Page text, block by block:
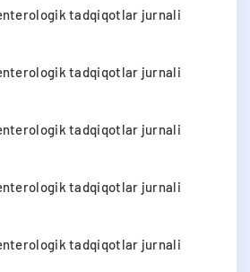
tadqiqotlar jurnali
tadqiqotlar jurnali
tadqiqotlar jurnali
tadqiqotlar jurnali
tadqiqotlar jurnali